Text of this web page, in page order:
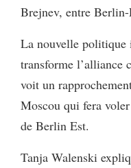
Brejnev, entre
La nouvelle politique
transforme l’alliance
voit un
Moscou qui fera
de Berlin Est.
Tanja Walenski